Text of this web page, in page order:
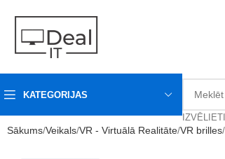
KATEGORIJAS
Sākums Veikals VR - Virtuālā Realitāte VR brilles